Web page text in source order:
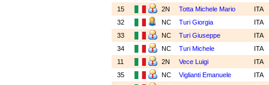
15
2N Totta Michele Mario
ITA
32
NC Turi Giorgia
ITA
33
NC Turi Giuseppe
ITA
34
NC Turi Michele
ITA
11
2N Vece Luigi
ITA
35
NC Viglianti Emanuele
ITA